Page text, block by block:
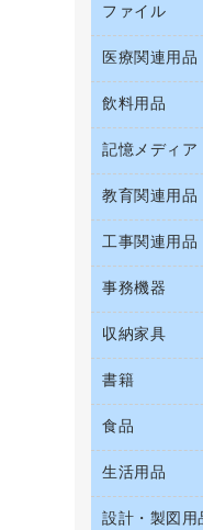
防災用品
養生用品
額縁
帳簿
典礼用品
伝票
ＯＡクリ
ＯＡフィ
ＵＳＢハ
スマート
セキュリ
ディスプ
パソコン
パソコン
パソコン
マウスパ
各種ケー
ＵＳＢメ
インクジ
スキャナ
デジタル
ファクシ
メモリー
レーザー
電話機
ファイル
２穴リフ
３０穴リ
Ｚ式ファ
カードケ
クリップ
クリヤー
クリヤー
コンピュ
ファイル
フォルダー
フラット
医療関連用品
医療関連
介護用品
感染症対
管理医療
使い捨て
飲料用品
インスタ
お茶備品
コーヒー
ソフトド
ミネラル
レギュラ
医薬部外品
紅茶・バ
記憶メディア
ＣＤ－Ｒ
ＣＤ－ＲＷ
ＤＶＤ
ブルーレ
メディア
教育関連用品
教育関連
工事関連用品
屋外用品
工事関連
事務機器
ＯＨＰ用品
シュレッダ
タイムカ
タイムレ
ラミネータ
収納家具
その他収納
ロッカー
金庫
保管庫・
書籍
パソコン
食品
菓子
食品
生活用品
キッチン
設計・製図用